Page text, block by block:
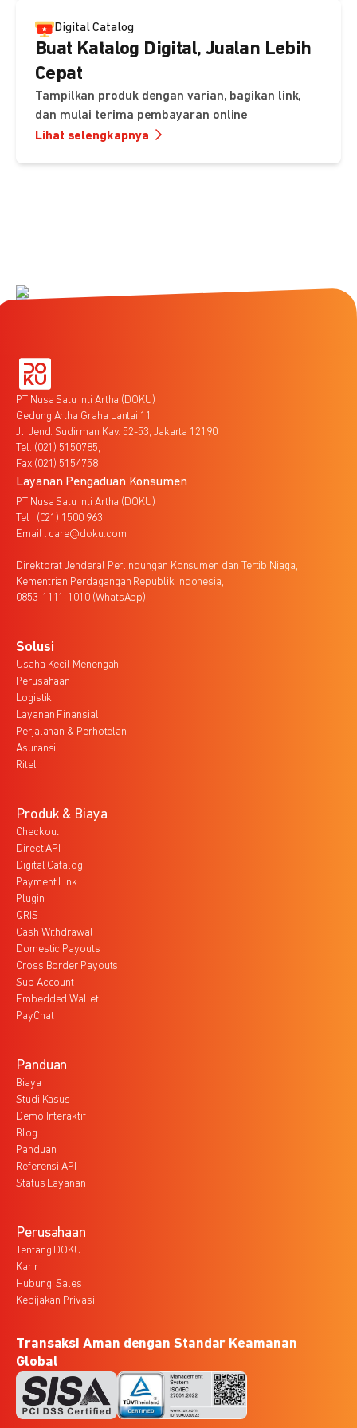
Digital Catalog
Buat Katalog Digital, Jualan Lebih
Cepat
Tampilkan produk dengan varian, bagikan link,
dan mulai terima pembayaran online
Lihat selengkapnya
PT Nusa Satu Inti Artha (DOKU)
Gedung Artha Graha Lantai 11
Jl. Jend. Sudirman Kav. 52-53, Jakarta 12190
Tel. (021) 5150785,
Fax (021) 5154758
Layanan Pengaduan Konsumen
PT Nusa Satu Inti Artha (DOKU)
Tel : (021) 1500 963
Email : care@doku.com
Direktorat Jenderal Perlindungan Konsumen dan Tertib Niaga,
Kementrian Perdagangan Republik Indonesia,
0853-1111-1010 (WhatsApp)
Solusi
Usaha Kecil Menengah
Perusahaan
Logistik
Layanan Finansial
Perjalanan & Perhotelan
Asuransi
Ritel
Produk & Biaya
Checkout
Direct API
Digital Catalog
Payment Link
Plugin
QRIS
Cash Withdrawal
Domestic Payouts
Cross Border Payouts
Sub Account
Embedded Wallet
PayChat
Panduan
Biaya
Studi Kasus
Demo Interaktif
Blog
Panduan
Referensi API
Status Layanan
Perusahaan
Tentang DOKU
Karir
Hubungi Sales
Kebijakan Privasi
Transaksi Aman dengan Standar Keamanan
Global